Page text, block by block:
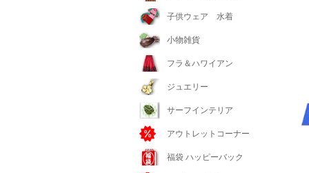
子供ウェア 水着
小物雑貨
フラ＆ハワイアン
ジュエリー
サーフインテリア
アウトレットコーナー
福袋 ハッピーバック